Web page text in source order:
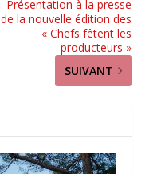
Présentation à la presse
de la nouvelle édition des
« Chefs fêtent les
producteurs »
SUIVANT